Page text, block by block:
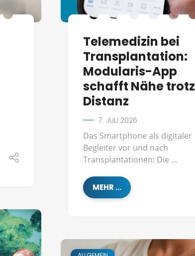
Telemedizin bei
Transplantation:
Modularis-App
schafft Nähe trotz
Distanz
7. JULI 2026
Das Smartphone als digitaler
Begleiter vor und nach
Transplantationen: Die ...
MEHR ...